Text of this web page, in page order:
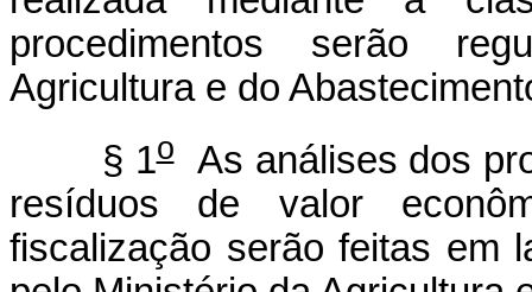
procedimentos serão
Agricultura e do
§ 1oAs análises dos
resíduos de valor
fiscalização serão feitas em